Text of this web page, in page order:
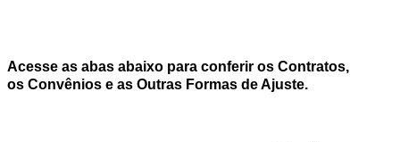
Acesse as abas abaixo para conferir os Contratos,
os Convênios e as Outras Formas de Ajuste.